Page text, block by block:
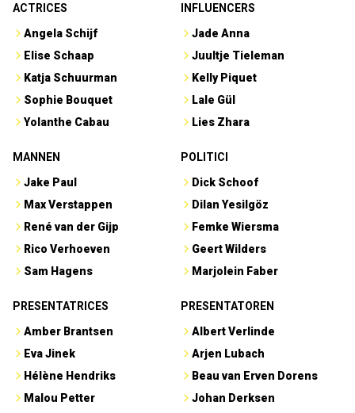
ACTRICES
Angela Schijf
Elise Schaap
Katja Schuurman
Sophie Bouquet
Yolanthe Cabau
INFLUENCERS
Jade Anna
Juultje Tieleman
Kelly Piquet
Lale Gül
Lies Zhara
MANNEN
Jake Paul
Max Verstappen
René van der Gijp
Rico Verhoeven
Sam Hagens
POLITICI
Dick Schoof
Dilan Yesilgöz
Femke Wiersma
Geert Wilders
Marjolein Faber
PRESENTATRICES
Amber Brantsen
Eva Jinek
Hélène Hendriks
Malou Petter
PRESENTATOREN
Albert Verlinde
Arjen Lubach
Beau van Erven Dorens
Johan Derksen